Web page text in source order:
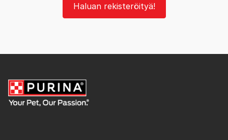
Haluan rekisteröityä!